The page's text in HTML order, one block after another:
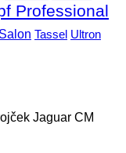
Professional
Tassel Ultron
Jaguar CM